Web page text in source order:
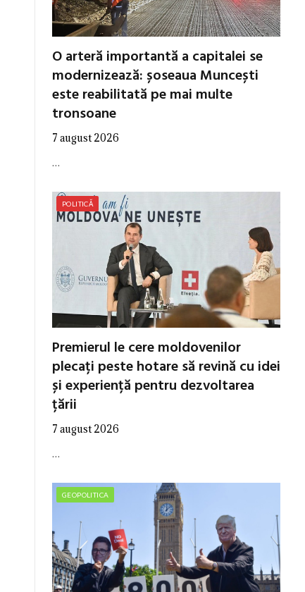
O arteră importantă a capitalei se
modernizează: șoseaua Muncești
este reabilitată pe mai multe
tronsoane
7 august 2026
…
POLITICĂ
Premierul le cere moldovenilor
plecați peste hotare să revină cu idei
și experiență pentru dezvoltarea
țării
7 august 2026
…
GEOPOLITICA